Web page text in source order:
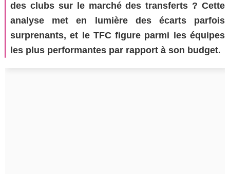
des clubs sur le marché des transferts ? Cette
analyse met en lumière des écarts parfois
surprenants, et le TFC figure parmi les équipes
les plus performantes par rapport à son budget.